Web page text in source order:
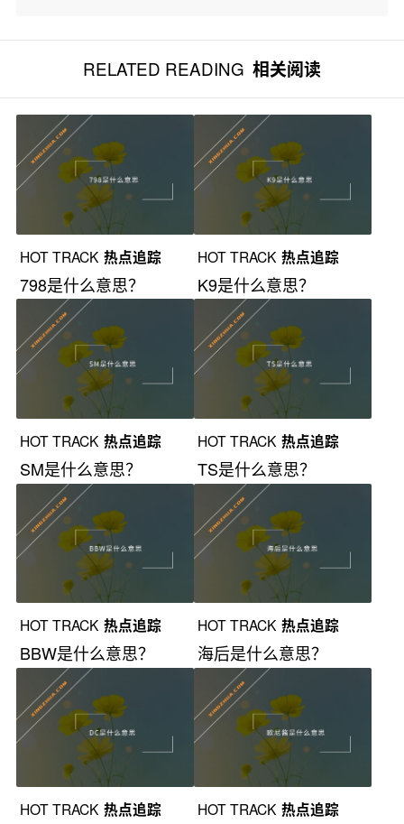
RELATED READING 相关阅读
HOT TRACK 热点追踪
798是什么意思？
HOT TRACK 热点追踪
K9是什么意思？
HOT TRACK 热点追踪
SM是什么意思？
HOT TRACK 热点追踪
TS是什么意思？
HOT TRACK 热点追踪
BBW是什么意思？
HOT TRACK 热点追踪
海后是什么意思？
HOT TRACK 热点追踪 HOT TRACK 热点追踪